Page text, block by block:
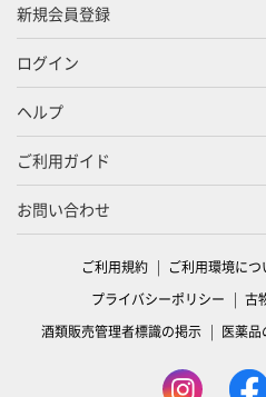
新規会員登録
ログイン
ヘルプ
ご利用ガイド
お問い合わせ
ご利用規約 ご利用環境につ
プライバシーポリシー
古
酒類販売管理者標識の掲示
医薬品